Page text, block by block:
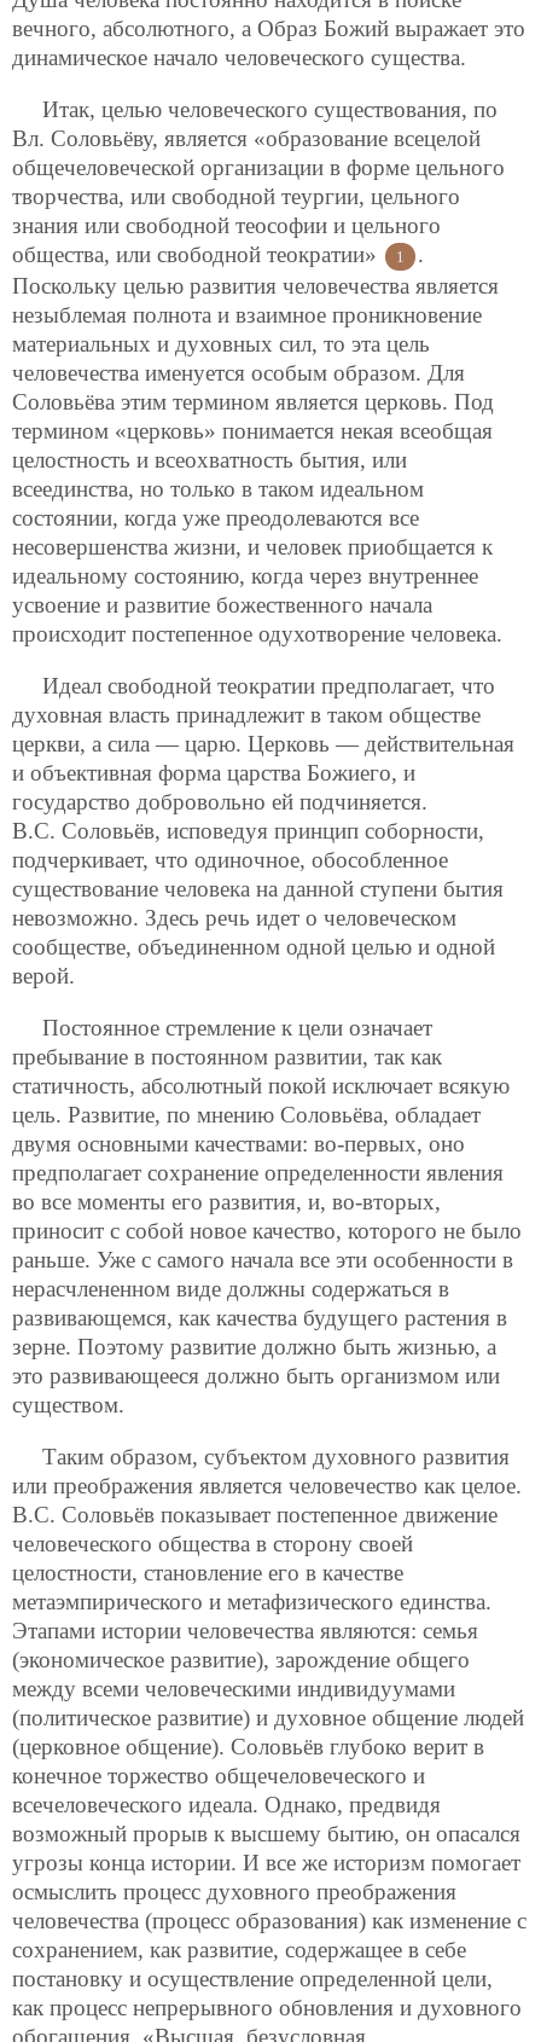
вечного, абсолютного, а Образ Божий выражает это
динамическое начало человеческого существа.
Итак, целью человеческого существования, по
Вл. Соловьёву, является «образование всецелой
общечеловеческой организации в форме цельного
творчества, или свободной теургии, цельного
знания или свободной теософии и цельного
общества, или свободной теократии»
1
.
Поскольку целью развития человечества является
незыблемая полнота и взаимное проникновение
материальных и духовных сил, то эта цель
человечества именуется особым образом. Для
Соловьёва этим термином является церковь. Под
термином «церковь» понимается некая всеобщая
целостность и всеохватность бытия, или
всеединства, но только в таком идеальном
состоянии, когда уже преодолеваются все
несовершенства жизни, и человек приобщается к
идеальному состоянию, когда через внутреннее
усвоение и развитие божественного начала
происходит постепенное одухотворение человека.
Идеал свободной теократии предполагает, что
духовная власть принадлежит в таком обществе
церкви, а сила — царю. Церковь — действительная
и объективная форма царства Божиего, и
государство добровольно ей подчиняется.
В.С. Соловьёв, исповедуя принцип соборности,
подчеркивает, что одиночное, обособленное
существование человека на данной ступени бытия
невозможно. Здесь речь идет о человеческом
сообществе, объединенном одной целью и одной
верой.
Постоянное стремление к цели означает
пребывание в постоянном развитии, так как
статичность, абсолютный покой исключает всякую
цель. Развитие, по мнению Соловьёва, обладает
двумя основными качествами: во-первых, оно
предполагает сохранение определенности явления
во все моменты его развития, и, во-вторых,
приносит с собой новое качество, которого не было
раньше. Уже с самого начала все эти особенности в
нерасчлененном виде должны содержаться в
развивающемся, как качества будущего растения в
зерне. Поэтому развитие должно быть жизнью, а
это развивающееся должно быть организмом или
существом.
Таким образом, субъектом духовного развития
или преображения является человечество как целое.
В.С. Соловьёв показывает постепенное движение
человеческого общества в сторону своей
целостности, становление его в качестве
метаэмпирического и метафизического единства.
Этапами истории человечества являются: семья
(экономическое развитие), зарождение общего
между всеми человеческими индивидуумами
(политическое развитие) и духовное общение людей
(церковное общение). Соловьёв глубоко верит в
конечное торжество общечеловеческого и
всечеловеческого идеала. Однако, предвидя
возможный прорыв к высшему бытию, он опасался
угрозы конца истории. И все же историзм помогает
осмыслить процесс духовного преображения
человечества (процесс образования) как изменение с
сохранением, как развитие, содержащее в себе
постановку и осуществление определенной цели,
как процесс непрерывного обновления и духовного